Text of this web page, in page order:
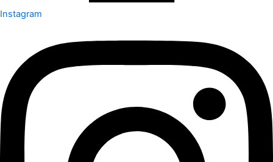
Instagram